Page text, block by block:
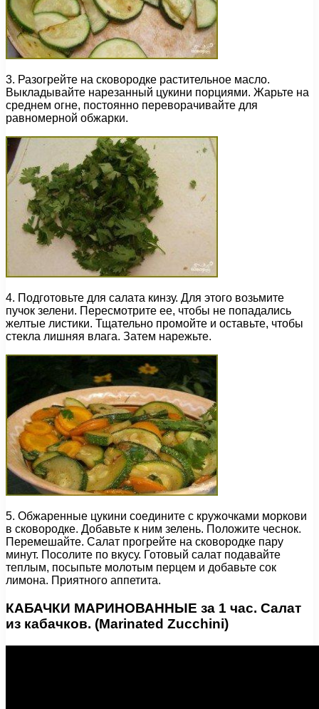
3. Разогрейте на сковородке растительное масло.
Выкладывайте нарезанный цукини порциями. Жарьте на
среднем огне, постоянно переворачивайте для
равномерной обжарки.
4. Подготовьте для салата кинзу. Для этого возьмите
пучок зелени. Пересмотрите ее, чтобы не попадались
желтые листики. Тщательно промойте и оставьте, чтобы
стекла лишняя влага. Затем нарежьте.
5. Обжаренные цукини соедините с кружочками моркови
в сковородке. Добавьте к ним зелень. Положите чеснок.
Перемешайте. Салат прогрейте на сковородке пару
минут. Посолите по вкусу. Готовый салат подавайте
теплым, посыпьте молотым перцем и добавьте сок
лимона. Приятного аппетита.
КАБАЧКИ МАРИНОВАННЫЕ за 1 час. Салат
из кабачков. (Marinated Zucchini)